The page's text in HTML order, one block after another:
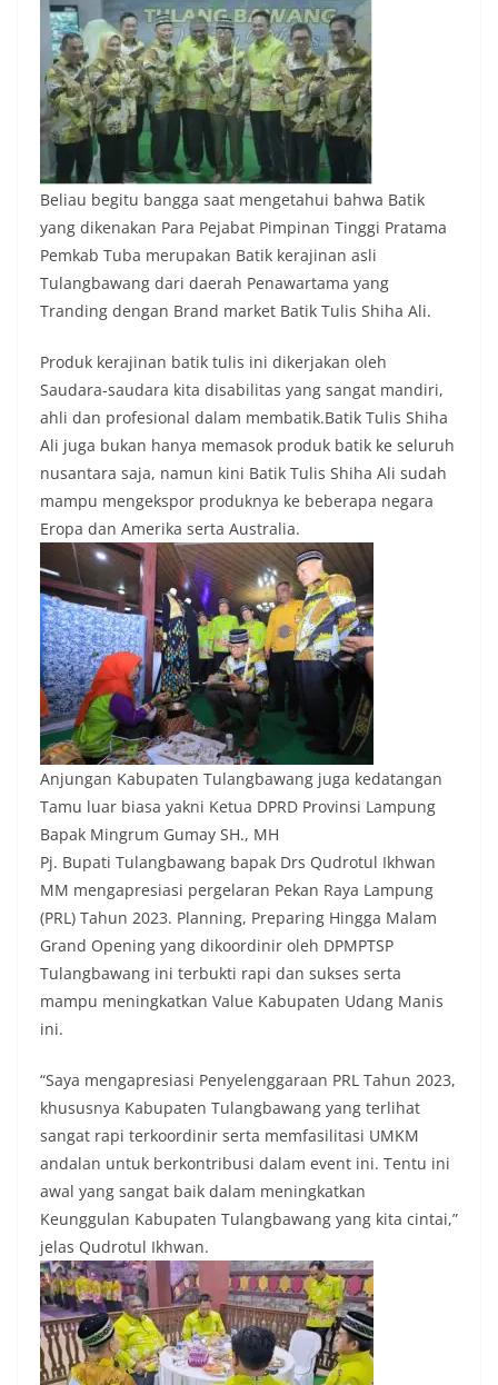
Beliau begitu bangga saat mengetahui bahwa Batik
yang dikenakan Para Pejabat Pimpinan Tinggi Pratama
Pemkab Tuba merupakan Batik kerajinan asli
Tulangbawang dari daerah Penawartama yang
Tranding dengan Brand market Batik Tulis Shiha Ali.
Produk kerajinan batik tulis ini dikerjakan oleh
Saudara-saudara kita disabilitas yang sangat mandiri,
ahli dan profesional dalam membatik.Batik Tulis Shiha
Ali juga bukan hanya memasok produk batik ke seluruh
nusantara saja, namun kini Batik Tulis Shiha Ali sudah
mampu mengekspor produknya ke beberapa negara
Eropa dan Amerika serta Australia.
Anjungan Kabupaten Tulangbawang juga kedatangan
Tamu luar biasa yakni Ketua DPRD Provinsi Lampung
Bapak Mingrum Gumay SH., MH
Pj. Bupati Tulangbawang bapak Drs Qudrotul Ikhwan
MM mengapresiasi pergelaran Pekan Raya Lampung
(PRL) Tahun 2023. Planning, Preparing Hingga Malam
Grand Opening yang dikoordinir oleh DPMPTSP
Tulangbawang ini terbukti rapi dan sukses serta
mampu meningkatkan Value Kabupaten Udang Manis
ini.
“Saya mengapresiasi Penyelenggaraan PRL Tahun 2023,
khususnya Kabupaten Tulangbawang yang terlihat
sangat rapi terkoordinir serta memfasilitasi UMKM
andalan untuk berkontribusi dalam event ini. Tentu ini
awal yang sangat baik dalam meningkatkan
Keunggulan Kabupaten Tulangbawang yang kita cintai,”
jelas Qudrotul Ikhwan.